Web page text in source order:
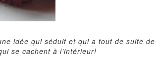
idée qui séduit et qui a tout de suite de
se cachent à l’intérieur!